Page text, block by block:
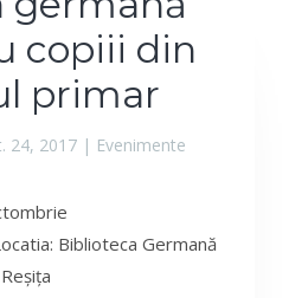
copiii din
primar
24, 2017 | Evenimente
Biblioteca Germană